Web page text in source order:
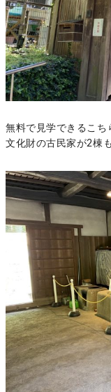
無料で見学できるこち
文化財の古民家が2棟